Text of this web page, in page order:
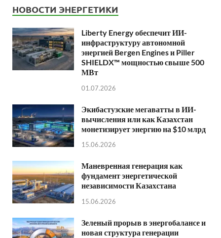
НОВОСТИ ЭНЕРГЕТИКИ
Liberty Energy обеспечит ИИ-
инфраструктуру автономной
энергией Bergen Engines и Piller
SHIELDX™ мощностью свыше 500
МВт
01.07.2026
Экибастузские мегаватты в ИИ-
вычисления или как Казахстан
монетизирует энергию на $10 млрд
15.06.2026
Маневренная генерация как
фундамент энергетической
независимости Казахстана
15.06.2026
Зеленый прорыв в энергобалансе и
новая структура генерации